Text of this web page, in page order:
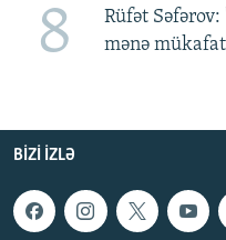
8
Rüfət
mənə
BIZI IZLƏ